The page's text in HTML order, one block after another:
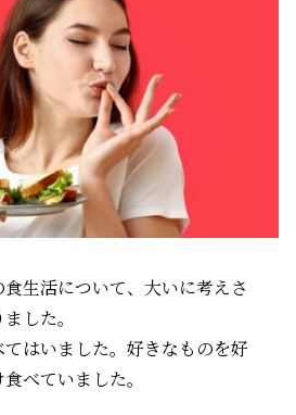
生活について、大いに考えさ
した。
はいました。好きなものを好
べていました。